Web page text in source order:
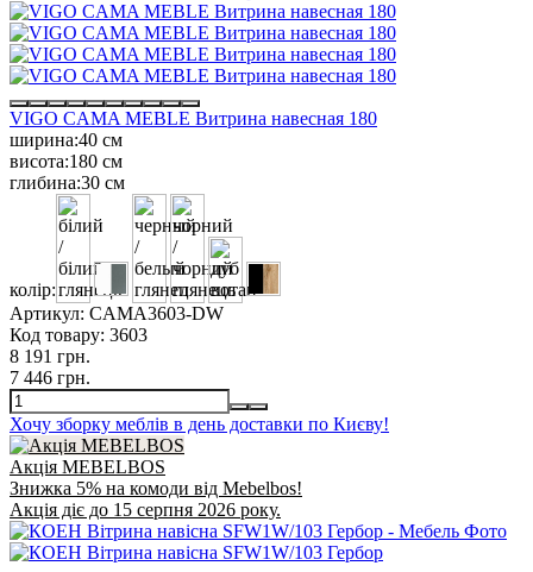
VIGO CAMA MEBLE Витрина навесная 180
ширина:40 см
висота:180 см
глибина:30 см
колір:
Артикул: CAMA3603-DW
Код товару: 3603
8 191 грн.
7 446 грн.
Хочу зборку меблів в день доставки по Києву!
Акція MEBELBOS
Знижка 5% на комоди від Mebelbos!
Акція діє до 15 серпня 2026 року.